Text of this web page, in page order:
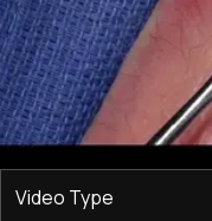
Video Type